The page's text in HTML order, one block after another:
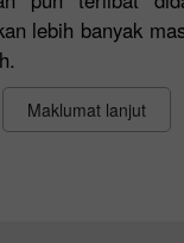
lebih banyak
Maklumat lanjut